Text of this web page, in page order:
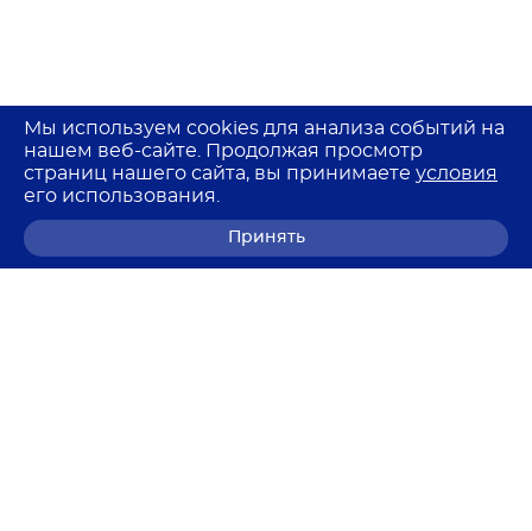
Мы используем cookies для анализа событий на
нашем веб-сайте. Продолжая просмотр
страниц нашего сайта, вы принимаете условия
его использования.
Принять